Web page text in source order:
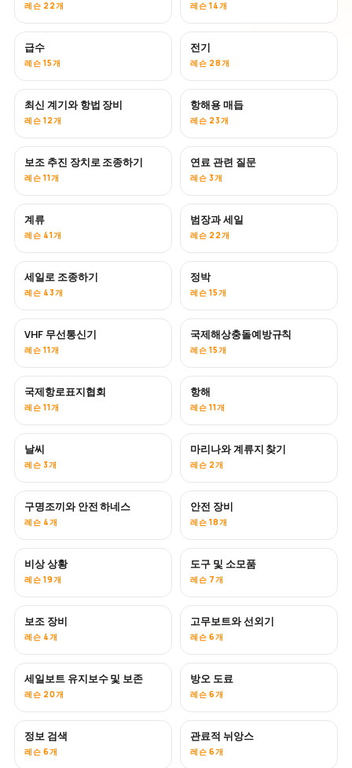
레슨 22개 레슨 14개
급수
레슨 15개
전기
레슨 28개
최신 계기와 항법 장비
레슨 12개
항해용 매듭
레슨 23개
보조 추진 장치로 조종하기
레슨 11개
연료 관련 질문
레슨 3개
계류
레슨 41개
범장과 세일
레슨 22개
세일로 조종하기
레슨 43개
정박
레슨 15개
VHF 무선통신기
레슨 11개
국제해상충돌예방규칙
레슨 15개
국제항로표지협회
레슨 11개
항해
레슨 11개
날씨
레슨 3개
마리나와 계류지 찾기
레슨 2개
구명조끼와 안전 하네스
레슨 4개
안전 장비
레슨 18개
비상 상황
레슨 19개
도구 및 소모품
레슨 7개
보조 장비
레슨 4개
고무보트와 선외기
레슨 6개
세일보트 유지보수 및 보존
레슨 20개
곧 공개
방오 도료
레슨 6개
정보 검색
레슨 6개
관료적 뉘앙스
레슨 6개